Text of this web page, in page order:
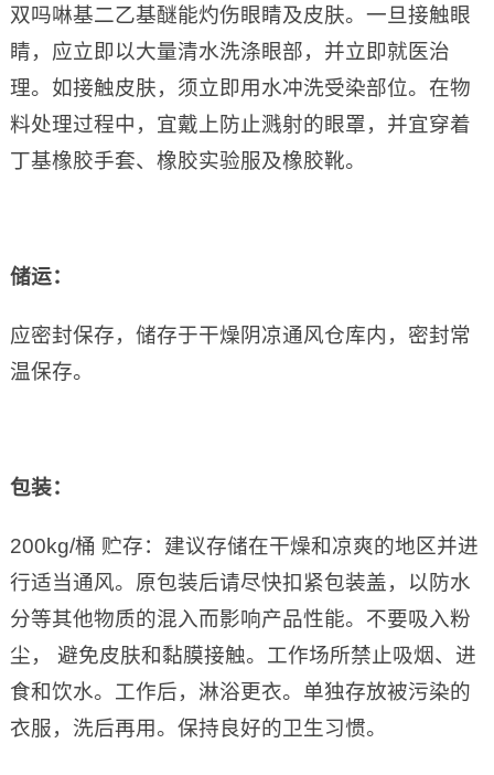
双吗啉基二乙基醚能灼伤眼睛及皮肤。一旦接触眼
睛，应立即以大量清水洗涤眼部，并立即就医治
理。如接触皮肤，须立即用水冲洗受染部位。在物
料处理过程中，宜戴上防止溅射的眼罩，并宜穿着
丁基橡胶手套、橡胶实验服及橡胶靴。
储运：
应密封保存，储存于干燥阴凉通风仓库内，密封常
温保存。
包装：
200kg/桶 贮存：建议存储在干燥和凉爽的地区并进
行适当通风。原包装后请尽快扣紧包装盖，以防水
分等其他物质的混入而影响产品性能。不要吸入粉
尘， 避免皮肤和黏膜接触。工作场所禁止吸烟、进
食和饮水。工作后，淋浴更衣。单独存放被污染的
衣服，洗后再用。保持良好的卫生习惯。